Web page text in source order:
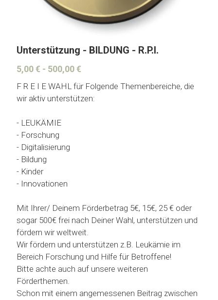
Unterstützung - BILDUNG - R.P.I.
5,00 € - 500,00 €
F R E I E WAHL für Folgende Themenbereiche, die
wir aktiv unterstützen:
- LEUKÄMIE
- Forschung
- Digitalisierung
- Bildung
- Kinder
- Innovationen
Mit Ihrer/ Deinem Förderbetrag 5€, 15€, 25 € oder
sogar 500€ frei nach Deiner Wahl, unterstützen und
fördern wir weltweit.
Wir fördern und unterstützen z.B. Leukämie im
Bereich Forschung und Hilfe für Betroffene!
Bitte achte auch auf unsere weiteren
Förderthemen.
Schon mit einem angemessenen Beitrag zwischen